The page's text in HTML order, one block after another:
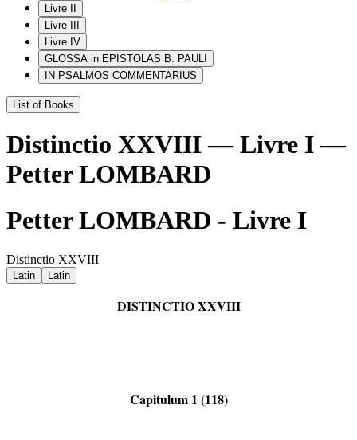
Livre II
Livre III
Livre IV
GLOSSA in EPISTOLAS B. PAULI
IN PSALMOS COMMENTARIUS
List of Books
Distinctio XXVIII — Livre I —
Petter LOMBARD
Petter LOMBARD - Livre I
Distinctio XXVIII
Latin Latin
DISTINCTIO XXVIII
Capitulum 1 (118)